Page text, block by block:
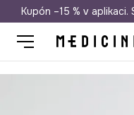
Doprava
Kupón –15 % v aplikaci.